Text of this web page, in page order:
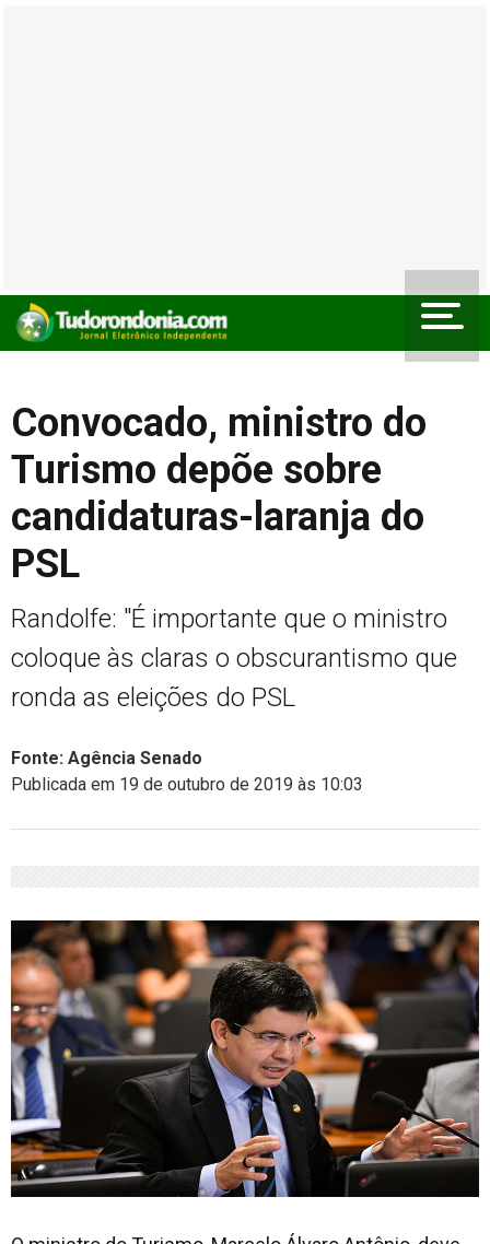
Convocado, ministro do
Turismo depõe sobre
candidaturas-laranja do
PSL
Randolfe: "É importante que o ministro
coloque às claras o obscurantismo que
ronda as eleições do PSL
Fonte: Agência Senado
Publicada em 19 de outubro de 2019 às 10:03